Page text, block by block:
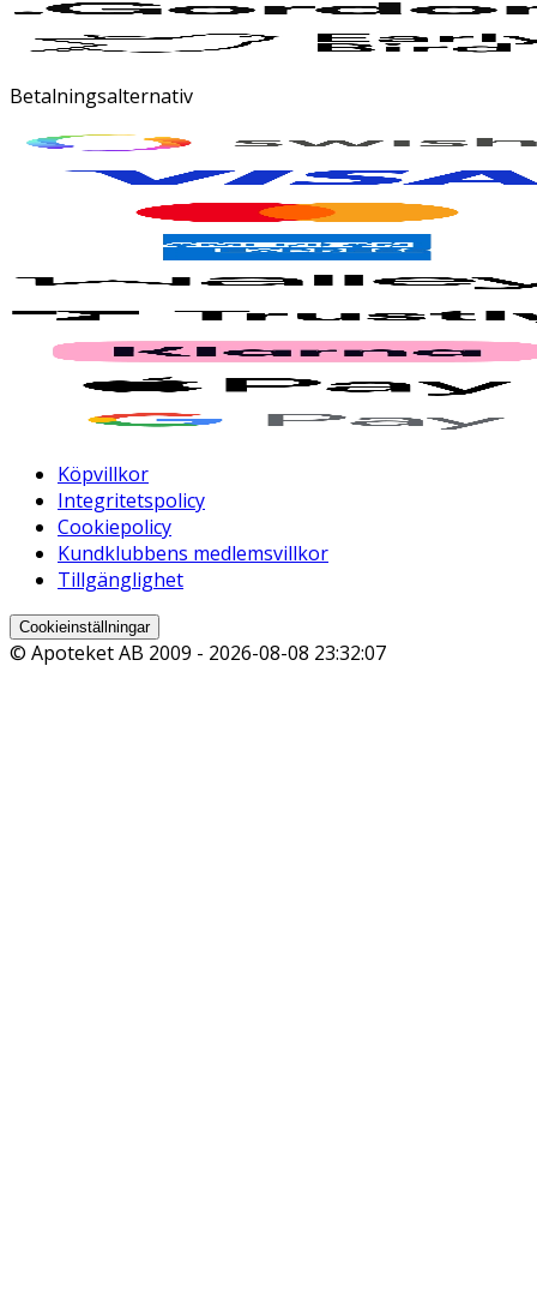
Betalningsalternativ
Köpvillkor
Integritetspolicy
Cookiepolicy
Kundklubbens medlemsvillkor
Tillgänglighet
Cookieinställningar
© Apoteket AB 2009 - 2026-08-08 23:32:07